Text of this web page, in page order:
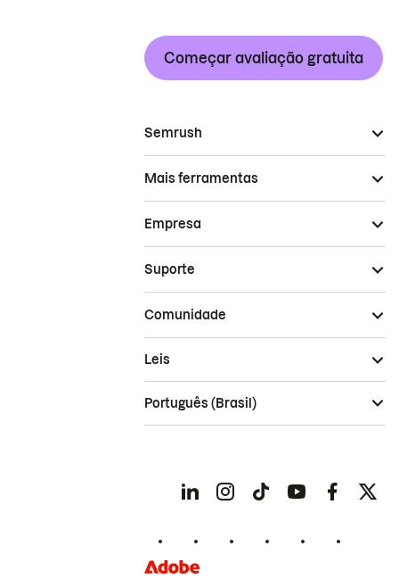
Começar avaliação gratuita
Semrush
Mais ferramentas
Empresa
Suporte
Comunidade
Leis
Português (Brasil)